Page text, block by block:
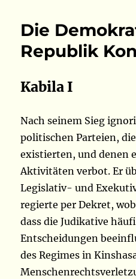
Die
Republik
Kabila I
Nach seinem Sieg
politischen Parteien,
existierten, und denen
Aktivitäten verbot. Er
Legislativ- und
regierte per Dekret,
dass die Judikative
Entscheidungen
des Regimes in